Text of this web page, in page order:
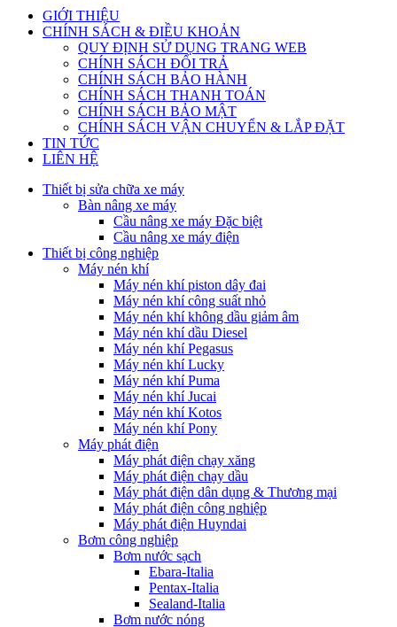
GIỚI THIỆU
CHÍNH SÁCH & ĐIỀU KHOẢN
QUY ĐỊNH SỬ DỤNG TRANG WEB
CHÍNH SÁCH ĐỔI TRẢ
CHÍNH SÁCH BẢO HÀNH
CHÍNH SÁCH THANH TOÁN
CHÍNH SÁCH BẢO MẬT
CHÍNH SÁCH VẬN CHUYỂN & LẮP ĐẶT
TIN TỨC
LIÊN HỆ
Thiết bị sửa chữa xe máy
Bàn nâng xe máy
Cầu nâng xe máy Đặc biệt
Cầu nâng xe máy điện
Thiết bị công nghiệp
Máy nén khí
Máy nén khí piston dây đai
Máy nén khí công suất nhỏ
Máy nén khí không dầu giảm âm
Máy nén khí dầu Diesel
Máy nén khí Pegasus
Máy nén khí Lucky
Máy nén khí Puma
Máy nén khí Jucai
Máy nén khí Kotos
Máy nén khí Pony
Máy phát điện
Máy phát điện chạy xăng
Máy phát điện chạy dầu
Máy phát điện dân dụng & Thương mại
Máy phát điện công nghiệp
Máy phát điện Huyndai
Bơm công nghiệp
Bơm nước sạch
Ebara-Italia
Pentax-Italia
Sealand-Italia
Bơm nước nóng